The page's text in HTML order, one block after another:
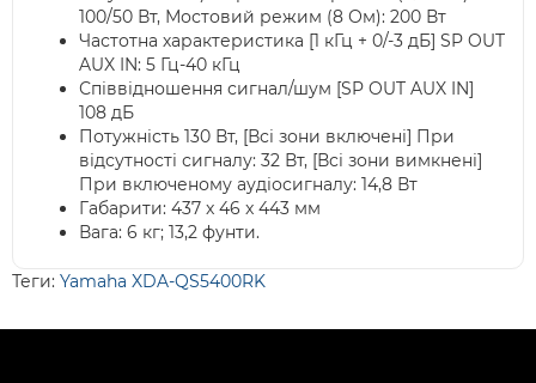
100/50 Вт, Мостовий режим (8 Ом): 200 Вт
Частотна характеристика [1 кГц + 0/-3 дБ] SP OUT
AUX IN: 5 Гц-40 кГц
Співвідношення сигнал/шум [SP OUT AUX IN]
108 дБ
Потужність 130 Вт, [Всі зони включені] При
відсутності сигналу: 32 Вт, [Всі зони вимкнені]
При включеному аудіосигналу: 14,8 Вт
Габарити: 437 x 46 x 443 мм
Вага: 6 кг; 13,2 фунти.
Теги: Yamaha XDA-QS5400RK